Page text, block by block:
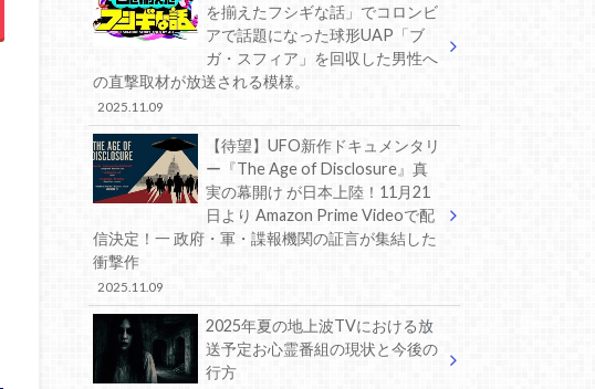
を揃えたフシギな話」でコロンビ
アで話題になった球形UAP「ブ
ガ・スフィア」を回収した男性へ
の直撃取材が放送される模様。
2025.11.09
【待望】UFO新作ドキュメンタリ
ー『The Age of Disclosure』真
実の幕開け が日本上陸！11月21
日より Amazon Prime Videoで配
信決定！一 政府・軍・諜報機関の証言が集結した
衝撃作
2025.11.09
2025年夏の地上波TVにおける放
送予定お心霊番組の現状と今後の
行方